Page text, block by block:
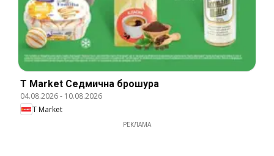
T Market Cедмична брошура
04.08.2026- 10.08.2026
T Market
РЕКЛАМА